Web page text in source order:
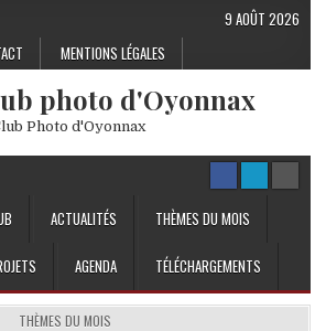
MENTIONS LÉGALES
9 AOÛT 2026
photo d'Oyonnax
Photo d'Oyonnax
ACTUALITÉS THÈMES DU MOIS
AGENDA TÉLÉCHARGEMENTS
POSTED IN
THÈMES DU MOIS